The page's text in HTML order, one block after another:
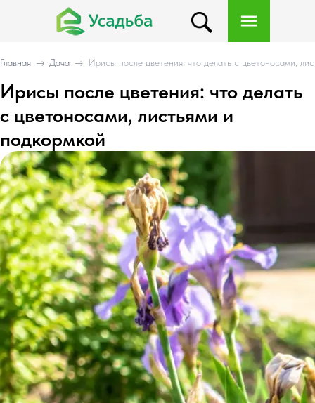
Главная → Дача → Ирисы после цветения: что делать с цветоносами,
Ирисы после цветения: что делать
с цветоносами, листьями и
подкормкой